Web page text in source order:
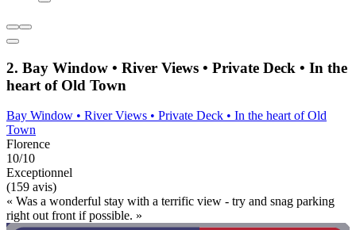
2. Bay Window • River Views • Private Deck • In the
heart of Old Town
Bay Window • River Views • Private Deck • In the heart of Old
Town
Florence
10/10
Exceptionnel
(159 avis)
« Was a wonderful stay with a terrific view - try and snag parking
right out front if possible. »